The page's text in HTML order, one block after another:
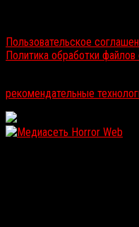
Пользовательское
Политика обработки
рекомендательные